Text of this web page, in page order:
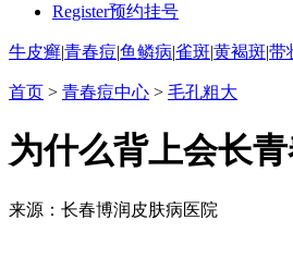
Register预约挂号
牛皮癣|青春痘|鱼鳞病|雀斑|黄褐斑|带
首页 > 青春痘中心 > 毛孔粗大
为什么背上会长
来源：长春博润皮肤病医院